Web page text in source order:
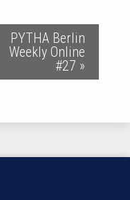
PYTHA Berlin
Weekly Online
#27 »